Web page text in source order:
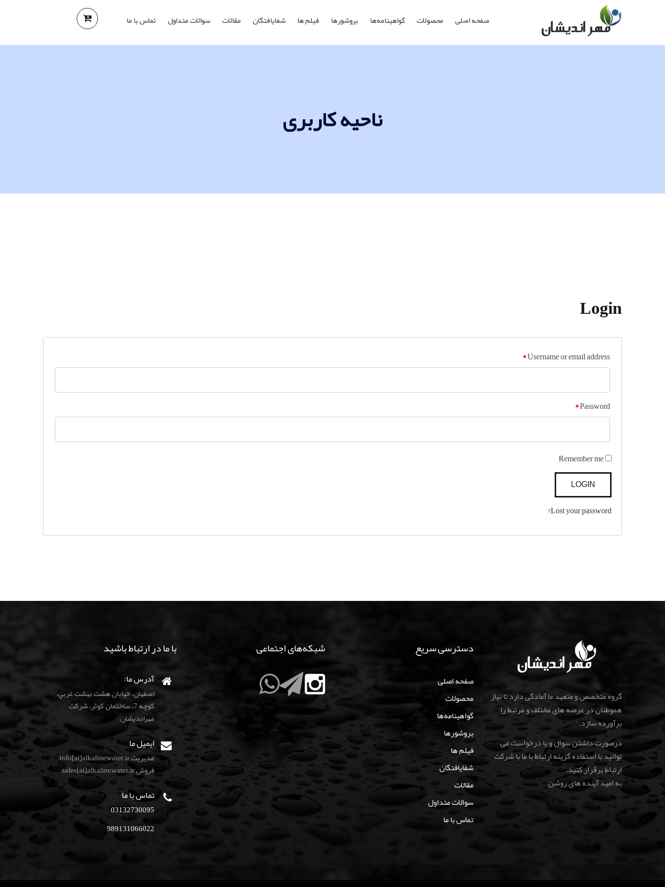
صفحه اصلی محصولات گواهینامه‌ها بروشورها فیلم ها شفایافتگان مقالات سوالات متداول تماس با ما
ناحیه کاربری
Login
Username or email address
*
Password
*
Lost your password?
گروه متخصص و متعهد ما آمادگی دارد تا نیاز
هموطنان در عرصه های مختلف و مرتبط را
برآورده سازد.
درصورت داشتن سوال و یا درخواست می
توانید با استفاده گزینه ارتباط با ما با شرکت
ارتباط برقرار کنید.
به امید آینده های روشن
دسترسی سریع
صفحه اصلی
محصولات
گواهینامه‌ها
بروشورها
فیلم ها
شفایافتگان
مقالات
سوالات متداول
تماس با ما
شبکه‌های اجتماعی با ما در ارتباط باشید
آدرس ما:
اصفهان، خيابان هشت بهشت غربي،
كوچه 7، ساختمان كوثر، شركت
مهرانديشان
ایمیل ما
مدیریت info[at]alkalinewater.ir
فروش sales[at]alkalinewater.ir
تماس با ما
03132730095
989131066022